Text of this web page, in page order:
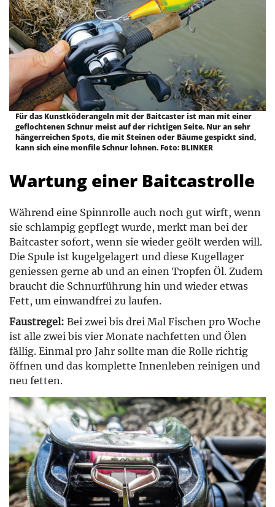
Für das Kunstköderangeln mit der Baitcaster ist man mit einer
geflochtenen Schnur meist auf der richtigen Seite. Nur an sehr
hängerreichen Spots, die mit Steinen oder Bäume gespickt sind,
kann sich eine monfile Schnur lohnen. Foto: BLINKER
Wartung einer Baitcastrolle
Während eine Spinnrolle auch noch gut wirft, wenn
sie schlampig gepflegt wurde, merkt man bei der
Baitcaster sofort, wenn sie wieder geölt werden will.
Die Spule ist kugelgelagert und diese Kugellager
geniessen gerne ab und an einen Tropfen Öl. Zudem
braucht die Schnurführung hin und wieder etwas
Fett, um einwandfrei zu laufen.
Faustregel: Bei zwei bis drei Mal Fischen pro Woche
ist alle zwei bis vier Monate nachfetten und Ölen
fällig. Einmal pro Jahr sollte man die Rolle richtig
öffnen und das komplette Innenleben reinigen und
neu fetten.